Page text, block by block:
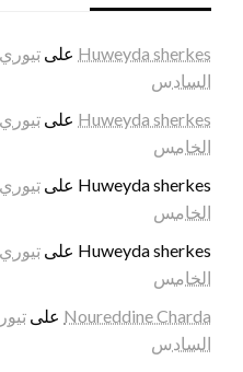
Huweyda sherkes على تيوري
السادس
Huweyda sherkes على تيوري
الخامس
Huweyda sherkes على تيوري
الخامس
Huweyda sherkes على تيوري
الخامس
Noureddine Charda على
السادس